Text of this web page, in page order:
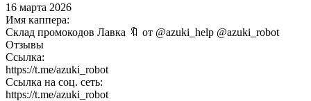
16 марта 2026
Имя каппера:
Склад промокодов Лавка 🔖 от @azuki_help @azuki_robot
Отзывы
Ссылка:
https://t.me/azuki_robot
Ссылка на соц. сеть:
https://t.me/azuki_robot